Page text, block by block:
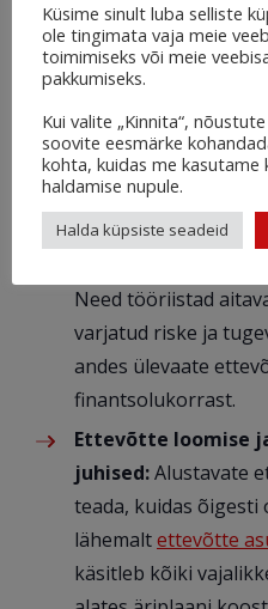
strateegiliste otsuste
anda ülevaate
finantsnäitajatest ja
Ettevõtte finantsriski
usaldusväärsuse
Need tööriistad
varjatud riske ja
andes ülevaate
finantsolukorrast.
Ettevõtte loomise
juhised:Alustavate
teada, kuidas õigesti
lähemaltettevõtte
käsitleb kõiki
Küsime sinult luba selliste
ole tingimata vaja meie
toimimiseks või meie
pakkumiseks.
Kui valite „Kinnita“,
soovite eesmärke
kohta, kuidas me
haldamise nupule.
Halda küpsiste seadeid